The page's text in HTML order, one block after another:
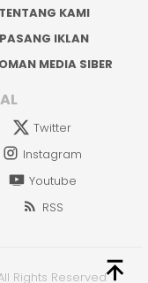
TENTANG KAMI
PASANG IKLAN
MEDIA SIBER
Twitter
Instagram
Youtube
RSS
Rights Reserved